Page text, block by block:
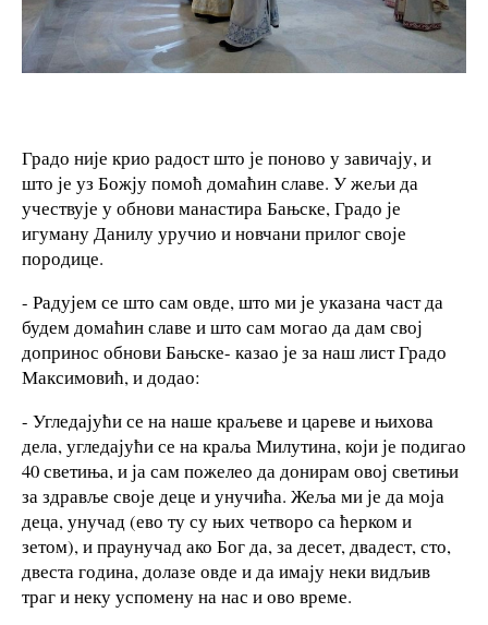
Градо није крио радост што је поново у завичају, и
што је уз Божју помоћ домаћин славе. У жељи да
учествује у обнови манастира Бањске, Градо је
игуману Данилу уручио и новчани прилог своје
породице.
- Радујем се што сам овде, што ми је указана част да
будем домаћин славе и што сам могао да дам свој
допринос обнови Бањске- казао је за наш лист Градо
Максимовић, и додао:
- Угледајући се на наше краљеве и цареве и њихова
дела, угледајући се на краља Милутина, који је подигао
40 светиња, и ја сам пожелео да донирам овој светињи
за здравље своје деце и унучића. Жеља ми је да моја
деца, унучад (ево ту су њих четворо са ћерком и
зетом), и праунучад ако Бог да, за десет, двадест, сто,
двеста година, долазе овде и да имају неки видљив
траг и неку успомену на нас и ово време.